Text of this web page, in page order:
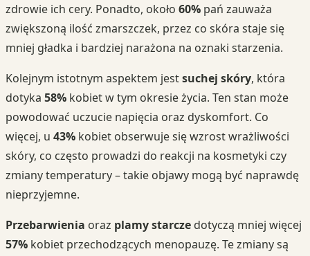
zdrowie ich cery. Ponadto, około 60% pań zauważa
zwiększoną ilość zmarszczek, przez co skóra staje się
mniej gładka i bardziej narażona na oznaki starzenia.
Kolejnym istotnym aspektem jestsuchej skóry, która
dotyka 58% kobiet w tym okresie życia. Ten stan może
powodować uczucie napięcia oraz dyskomfort. Co
więcej, u 43% kobiet obserwuje się wzrost wrażliwości
skóry, co często prowadzi do reakcji na kosmetyki czy
zmiany temperatury – takie objawy mogą być naprawdę
nieprzyjemne.
Przebarwienia oraz plamy starcze dotyczą mniej więcej
57% kobiet przechodzących menopauzę. Te zmiany są